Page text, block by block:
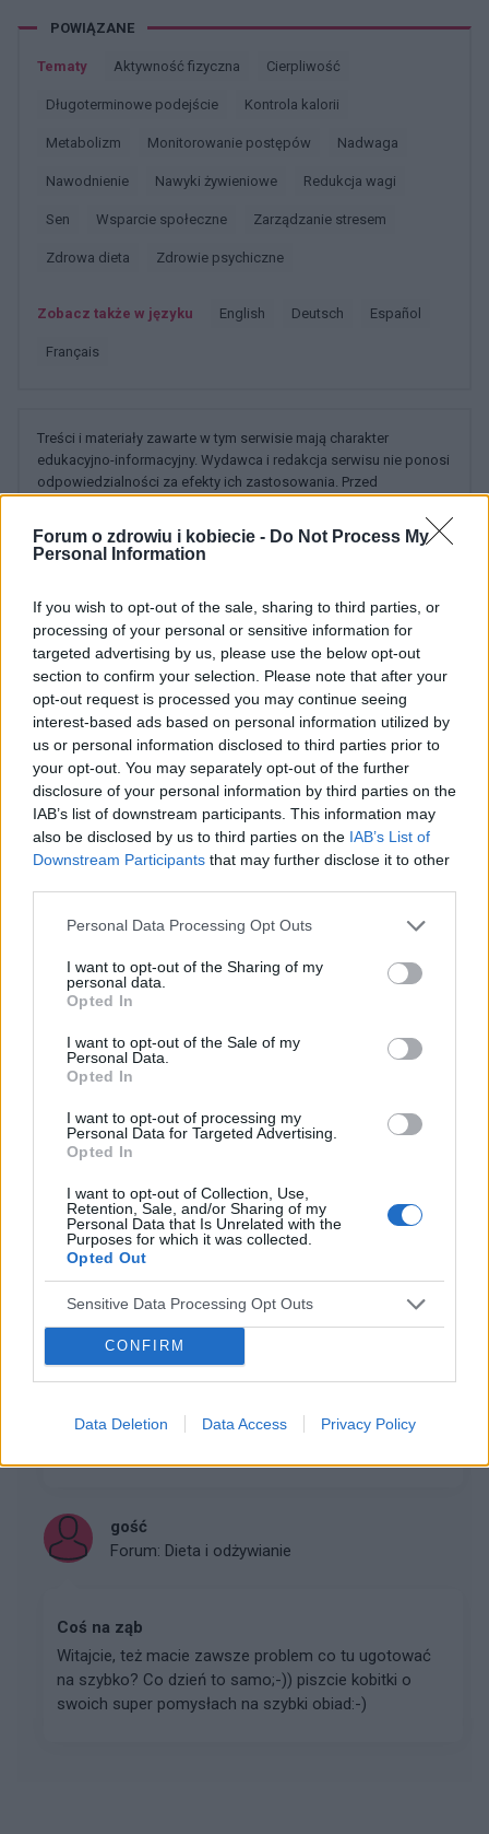
Forum o zdrowiu i kobiecie - Do Not Process My
Personal Information
If you wish to opt-out of the sale, sharing to third parties, or
processing of your personal or sensitive information for
targeted advertising by us, please use the below opt-out
section to confirm your selection. Please note that after your
opt-out request is processed you may continue seeing
interest-based ads based on personal information utilized by
us or personal information disclosed to third parties prior to
your opt-out. You may separately opt-out of the further
disclosure of your personal information by third parties on the
IAB’s list of downstream participants. This information may
also be disclosed by us to third parties on the IAB’s List of
Downstream Participants that may further disclose it to other
Personal Data Processing Opt Outs
I want to opt-out of the Sharing of my
personal data.
Opted In
I want to opt-out of the Sale of my
Personal Data.
Opted In
I want to opt-out of processing my
Personal Data for Targeted Advertising.
Opted In
I want to opt-out of Collection, Use,
Retention, Sale, and/or Sharing of my
Personal Data that Is Unrelated with the
Purposes for which it was collected.
Opted Out
Sensitive Data Processing Opt Outs
CONFIRM
Data Deletion Data Access Privacy Policy
POWIĄZANE
Tematy Aktywność fizyczna Cierpliwość
Długoterminowe podejście Kontrola kalorii
Metabolizm Monitorowanie postępów Nadwaga
Nawodnienie Nawyki żywieniowe Redukcja wagi
Sen Wsparcie społeczne Zarządzanie stresem
Zdrowa dieta Zdrowie psychiczne
Zobacz także w języku english deutsch español
français
Treści i materiały zawarte w tym serwisie mają charakter
edukacyjno-informacyjny. Wydawca i redakcja serwisu nie ponosi
odpowiedzialności za efekty ich zastosowania. Przed
bezwzględnie skonsultować się z lekarzem.
POWIĄZANE DYSKUSJE NA FORUM Z
KATEGORIISTYL ŻYCIA
gość
Forum:
Moda i styl życia
Stylo czarna, damska bluzka?
Widziałyście albo może kupiłyście sobie jakąś fajną,
stylową, czarną bluzkę? Szukam, szukam i znaleźć nie
mogę a bardzo takiej potrzebuje :(
poison_ivy
Forum:
Gdzie najchętniej kupujecie ubrania?
handy/outlety czy np. kupowanie przez internet? Macie
jakieś ulubione marki czy wybieracie ciuchy które wam
gość
Jak kupować buty
Przeczytaj komentowany artykuł: Jak kupować
pantofle. Nie ma nic lepszego niż ładny bucik leżący na
gość
Forum: Dieta i odżywianie
Coś na ząb
Witajcie, też macie zawsze problem co tu ugotować
na szybko? Co dzień to samo;-)) piszcie kobitki o
swoich super pomysłach na szybki obiad:-)